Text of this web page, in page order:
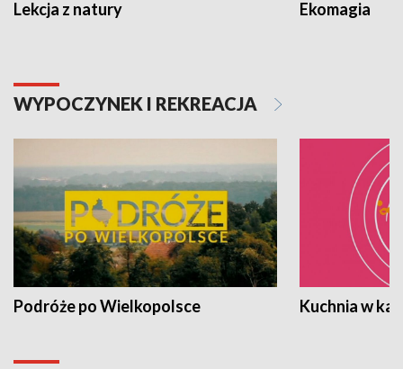
Lekcja z natury Ekomagia
WYPOCZYNEK I REKREACJA
Podróże po Wielkopolsce Kuchnia w